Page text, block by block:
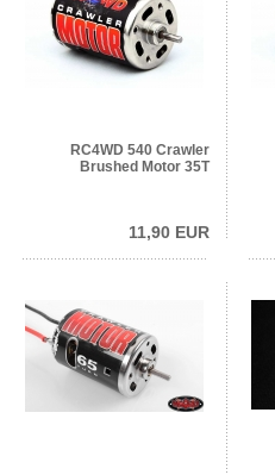
RC4WD 540 Crawler
Brushed Motor 35T
11,90 EUR